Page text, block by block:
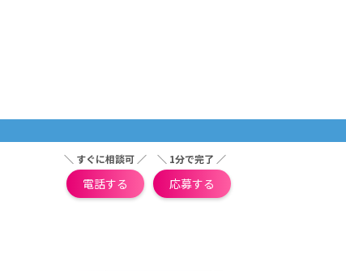
＼ すぐに相談可 ／
電話する
＼ 1分で完了 ／
応募する